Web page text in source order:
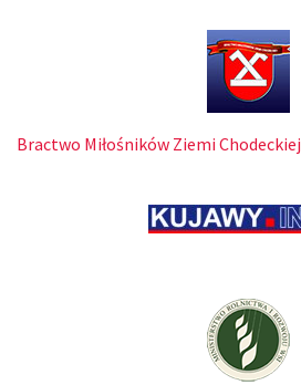
Bractwo Miłośników Ziemi Chodeckiej